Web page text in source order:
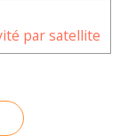
par satellite